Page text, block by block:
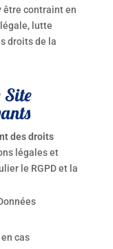
être contraint en
lutte
droits de la
Site
des droits
légales et
le RGPD et la
cas